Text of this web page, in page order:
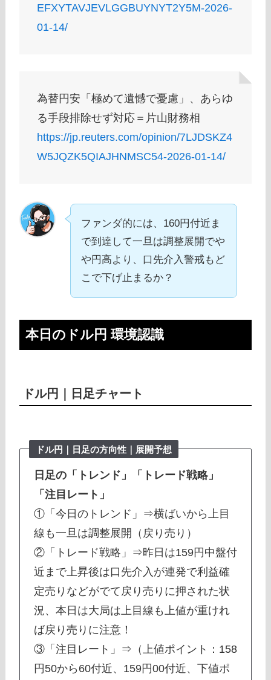
EFXYTAVJEVLGGBUYNYT2Y5M-2026-
01-14/
為替円安「極めて遺憾で憂慮」、あらゆ
る手段排除せず対応＝片山財務相
https://jp.reuters.com/opinion/7LJDSKZ4
W5JQZK5QIAJHNMSC54-2026-01-14/
ファンダ的には、160円付近ま
で到達して一旦は調整展開でや
や円高より、口先介入警戒もど
こで下げ止まるか？
本日のドル円 環境認識
ドル円｜日足チャート
ドル円｜日足の方向性｜展開予想
日足の「トレンド」「トレード戦略」
「注目レート」
①「今日のトレンド」⇒横ばいから上目
線も一旦は調整展開（戻り売り）
②「トレード戦略」⇒昨日は159円中盤付
近まで上昇後は口先介入が連発で利益確
定売りなどがでて戻り売りに押された状
況、本日は大局は上目線も上値が重けれ
ば戻り売りに注意！
③「注目レート」⇒（上値ポイント：158
円50から60付近、159円00付近、下値ポ